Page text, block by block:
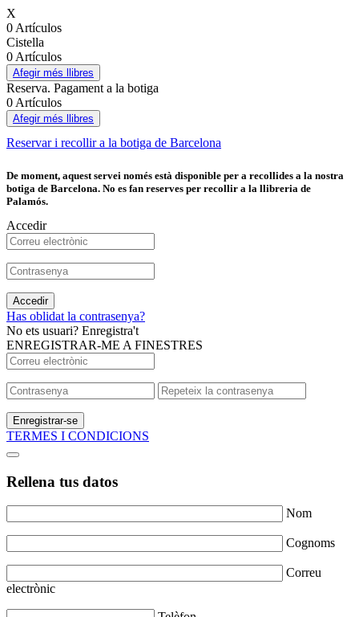
X
0 Artículos
Cistella
0 Artículos
Afegir més llibres
Reserva. Pagament a la botiga
0 Artículos
Afegir més llibres
Reservar i recollir a la botiga de Barcelona
De moment, aquest servei només està disponible per a recollides a la nostra
botiga de Barcelona. No es fan reserves per recollir a la llibreria de
Palamós.
Accedir
Accedir
Has oblidat la contrasenya?
No ets usuari? Enregistra't
ENREGISTRAR-ME A FINESTRES
Enregistrar-se
TERMES I CONDICIONS
Rellena tus datos
Nom
Cognoms
Correu
electrònic